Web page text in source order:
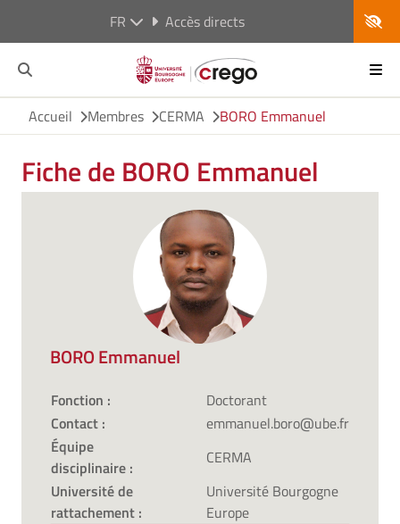
FR Accès directs
Accueil Membres CERMA BORO Emmanuel
Fiche de BORO Emmanuel
BORO Emmanuel
Fonction :
Doctorant
Contact :
emmanuel.boro@ube.fr
Équipe
disciplinaire :
CERMA
Université de
rattachement :
Université Bourgogne
Europe